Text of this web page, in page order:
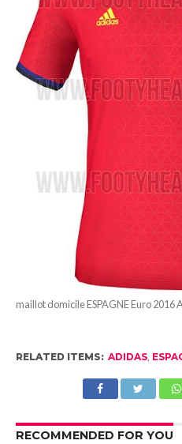
maillot domicile ESPAGNE Euro 2016
RELATED ITEMS: ADIDAS,
RECOMMENDED FOR YOU